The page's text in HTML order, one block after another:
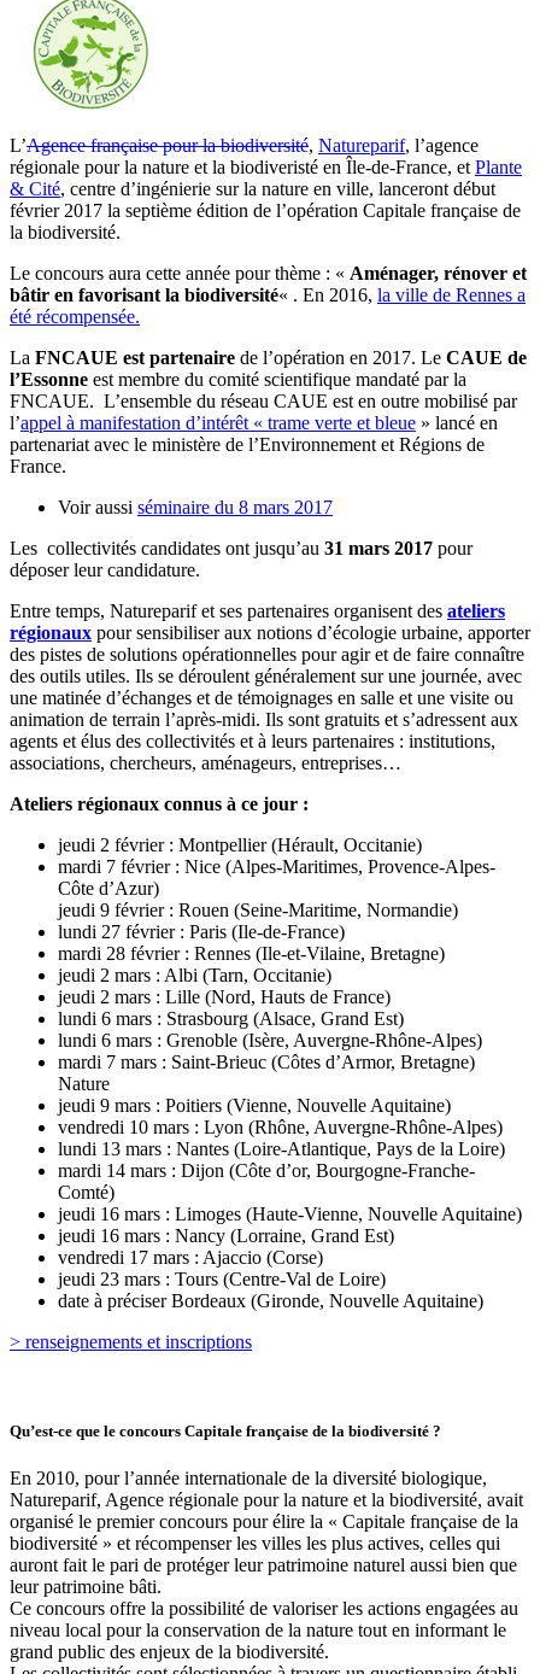
L’Agence française pour la biodiversité, Natureparif, l’agence
régionale pour la nature et la biodiveristé en Île-de-France, etPlante
& Cité, centre d’ingénierie sur la nature en ville, lanceront début
février 2017 la septième édition de l’opération Capitale française de
la biodiversité.
Le concours aura cette année pour thème : « Aménager, rénover et
bâtir en favorisant la biodiversité« . En 2016, la ville de Rennes a
été récompensée.
La FNCAUE est partenaire de l’opération en 2017. Le CAUE de
l’Essonne est membre du comité scientifique mandaté par la
FNCAUE. L’ensemble du réseau CAUE est en outre mobilisé par
l’appel à manifestation d’intérêt « trame verte et bleue » lancé en
partenariat avec le ministère de l’Environnement et Régions de
France.
Voir aussi séminaire du 8 mars 2017
Les collectivités candidates ont jusqu’au 31 mars 2017 pour
déposer leur candidature.
Entre temps, Natureparif et ses partenaires organisent des ateliers
régionaux pour sensibiliser aux notions d’écologie urbaine, apporter
des pistes de solutions opérationnelles pour agir et de faire connaître
des outils utiles. Ils se déroulent généralement sur une journée, avec
une matinée d’échanges et de témoignages en salle et une visite ou
animation de terrain l’après-midi. Ils sont gratuits et s’adressent aux
agents et élus des collectivités et à leurs partenaires : institutions,
associations, chercheurs, aménageurs, entreprises…
Ateliers régionaux connus à ce jour :
jeudi 2 février : Montpellier (Hérault, Occitanie)
mardi 7 février : Nice (Alpes-Maritimes, Provence-Alpes-
Côte d’Azur)
jeudi 9 février : Rouen (Seine-Maritime, Normandie)
lundi 27 février : Paris (Ile-de-France)
mardi 28 février : Rennes (Ile-et-Vilaine, Bretagne)
jeudi 2 mars : Albi (Tarn, Occitanie)
jeudi 2 mars : Lille (Nord, Hauts de France)
lundi 6 mars : Strasbourg (Alsace, Grand Est)
lundi 6 mars : Grenoble (Isère, Auvergne-Rhône-Alpes)
mardi 7 mars : Saint-Brieuc (Côtes d’Armor, Bretagne)
Nature
jeudi 9 mars : Poitiers (Vienne, Nouvelle Aquitaine)
vendredi 10 mars : Lyon (Rhône, Auvergne-Rhône-Alpes)
lundi 13 mars : Nantes (Loire-Atlantique, Pays de la Loire)
mardi 14 mars : Dijon (Côte d’or, Bourgogne-Franche-
Comté)
jeudi 16 mars : Limoges (Haute-Vienne, Nouvelle Aquitaine)
jeudi 16 mars : Nancy (Lorraine, Grand Est)
vendredi 17 mars : Ajaccio (Corse)
jeudi 23 mars : Tours (Centre-Val de Loire)
date à préciser Bordeaux (Gironde, Nouvelle Aquitaine)
> renseignements et inscriptions
Qu’est-ce que le concours Capitale française de la biodiversité ?
En 2010, pour l’année internationale de la diversité biologique,
Natureparif, Agence régionale pour la nature et la biodiversité, avait
organisé le premier concours pour élire la « Capitale française de la
biodiversité » et récompenser les villes les plus actives, celles qui
auront fait le pari de protéger leur patrimoine naturel aussi bien que
leur patrimoine bâti.
Ce concours offre la possibilité de valoriser les actions engagées au
niveau local pour la conservation de la nature tout en informant le
grand public des enjeux de la biodiversité.